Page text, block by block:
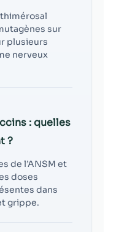
sur
plusieurs
nerveux
: quelles
?
de l’ANSM et
doses
dans
grippe.